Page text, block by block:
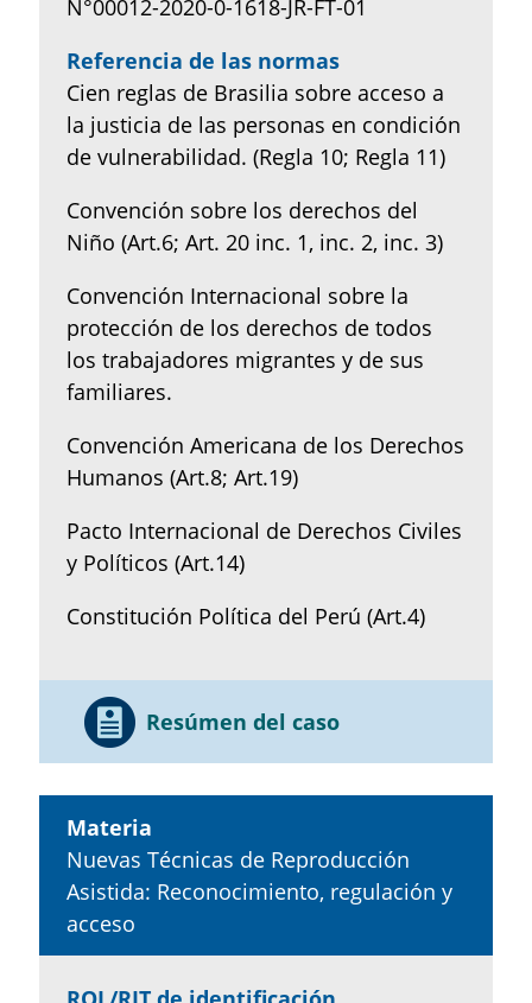
N°00012-2020-0-1618-JR-FT-01
Referencia de las normas
Cien reglas de Brasilia sobre acceso a
la justicia de las personas en condición
de vulnerabilidad. (Regla 10; Regla 11)
Convención sobre los derechos del
Niño (Art.6; Art. 20 inc. 1, inc. 2, inc. 3)
Convención Internacional sobre la
protección de los derechos de todos
los trabajadores migrantes y de sus
familiares.
Convención Americana de los Derechos
Humanos (Art.8; Art.19)
Pacto Internacional de Derechos Civiles
y Políticos (Art.14)
Constitución Política del Perú (Art.4)
Resúmen del caso
Materia
Nuevas Técnicas de Reproducción
Asistida: Reconocimiento, regulación y
acceso